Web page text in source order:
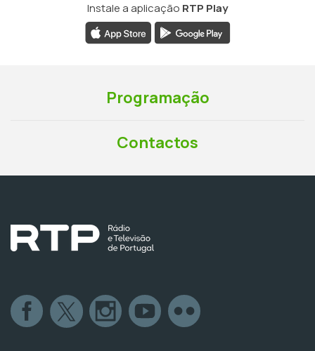
Instale a aplicação RTP Play
Programação
Contactos